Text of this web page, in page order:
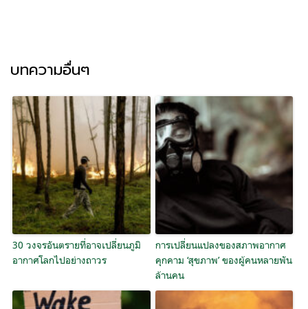
บทความอื่นๆ
30 วงจรอันตรายที่อาจเปลี่ยนภูมิ
อากาศโลกไปอย่างถาวร
การเปลี่ยนแปลงของสภาพอากาศ
คุกคาม ‘สุขภาพ’ ของผู้คนหลายพัน
ล้านคน